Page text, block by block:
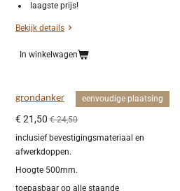
laagste prijs!
Bekijk details
In winkelwagen
eenvoudige plaatsing
grondanker
€ 21,50 € 24,50
inclusief bevestigingsmateriaal en
afwerkdoppen.
Hoogte 500mm.
toepasbaar op alle staande